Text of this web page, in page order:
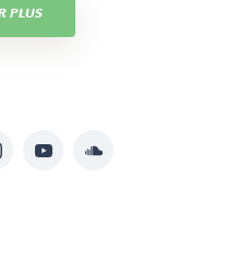
PLUS
YouTubeSoundcloud